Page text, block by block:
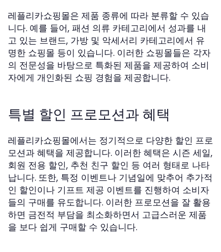
레플리카쇼핑몰은 제품 종류에 따라 분류할 수 있습
니다. 예를 들어, 패션 의류 카테고리에서 성과를 내
고 있는 브랜드, 가방 및 악세서리 카테고리에서 유
명한 쇼핑몰 등이 있습니다. 이러한 쇼핑몰들은 각자
의 전문성을 바탕으로 특화된 제품을 제공하여 소비
자에게 개인화된 쇼핑 경험을 제공합니다.
특별 할인 프로모션과 혜택
레플리카쇼핑몰에서는 정기적으로 다양한 할인 프로
모션과 혜택을 제공합니다. 이러한 혜택은 시즌 세일,
회원 전용 할인, 추천 친구 할인 등 여러 형태로 나타
납니다. 또한, 특정 이벤트나 기념일에 맞추어 추가적
인 할인이나 기프트 제공 이벤트를 진행하여 소비자
들의 구매를 유도합니다. 이러한 프로모션을 잘 활용
하면 금전적 부담을 최소화하면서 고급스러운 제품
을 보다 쉽게 구매할 수 있습니다.